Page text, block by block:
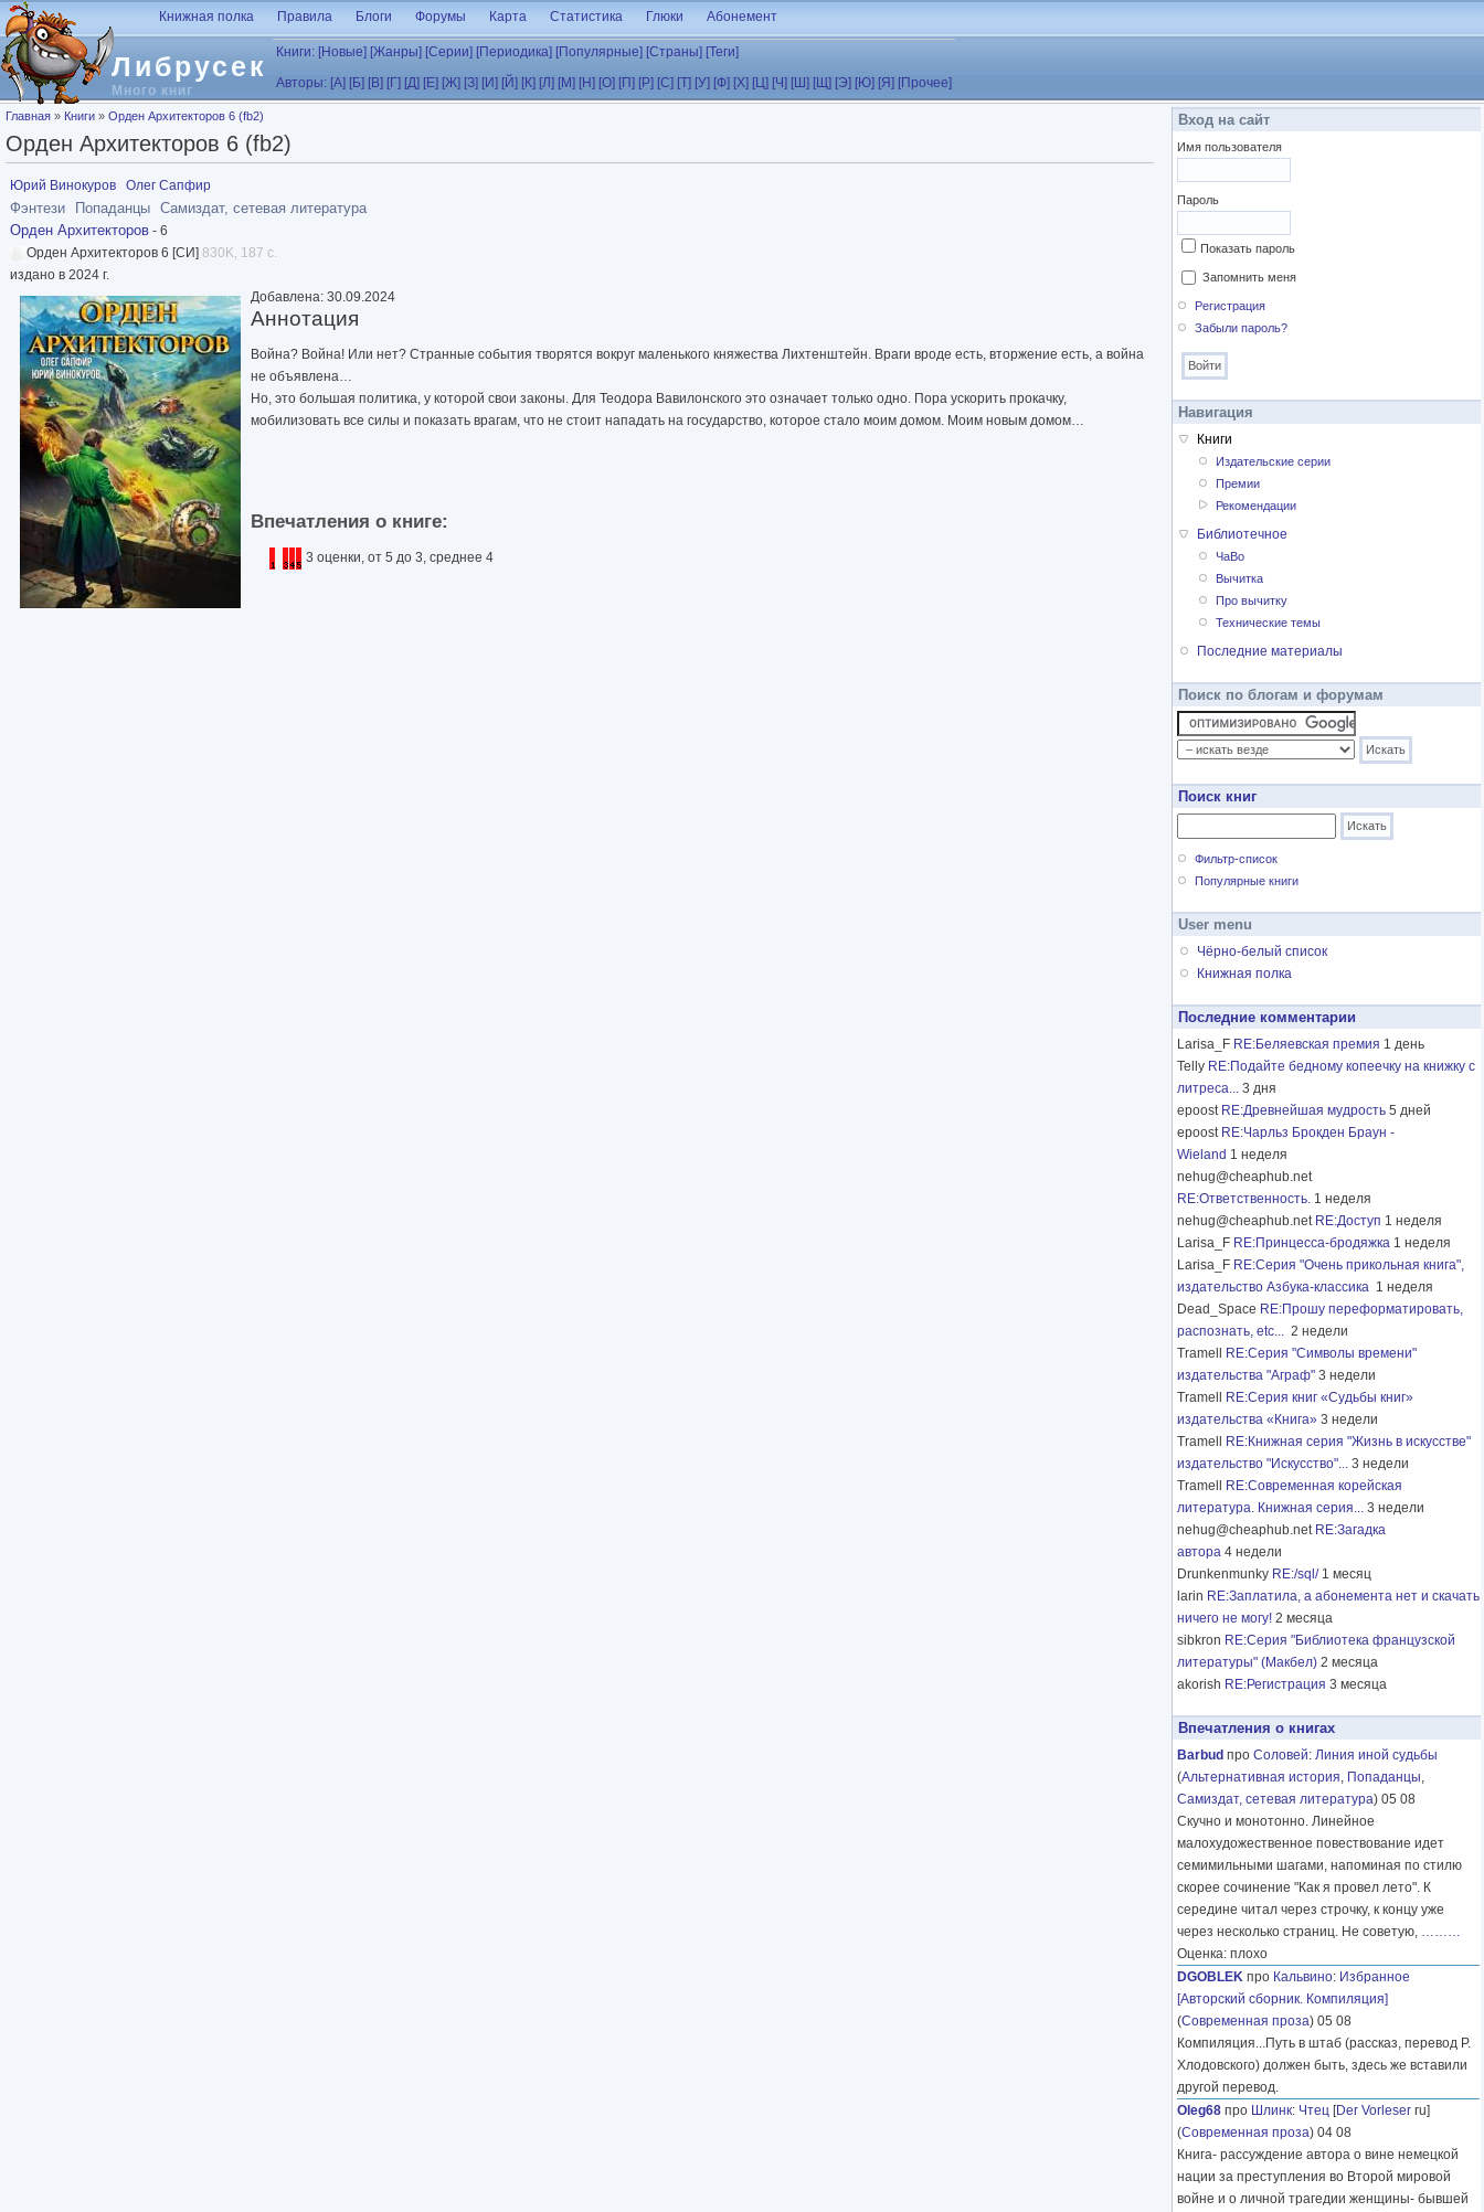
Перейти к основному содержанию
Либрусек
Много книг
Книжная полка Правила Блоги Форумы Карта Статистика Глюки Абонемент
Книги: [Новые] [Жанры] [Серии] [Периодика] [Популярные] [Страны] [Теги]
Авторы: [А] [Б] [В] [Г] [Д] [Е] [Ж] [З] [И] [Й] [К] [Л] [М] [Н] [О] [П] [Р] [С] [Т] [У] [Ф] [Х] [Ц] [Ч] [Ш] [Щ] [Э] [Ю] [Я] [Прочее]
Вы здесь
Главная » Книги » Орден Архитекторов 6 (fb2)
Орден Архитекторов 6 (fb2)
Юрий Винокуров Олег Сапфир
Фэнтези Попаданцы Самиздат, сетевая литература
Орден Архитекторов - 6
Орден Архитекторов 6 [СИ] 830K, 187 с.
издано в 2024 г.
Добавлена: 30.09.2024
Аннотация
Война? Война! Или нет? Странные события творятся вокруг маленького княжества Лихтенштейн. Враги вроде есть, вторжение есть, а война
не объявлена…
Но, это большая политика, у которой свои законы. Для Теодора Вавилонского это означает только одно. Пора ускорить прокачку,
мобилизовать все силы и показать врагам, что не стоит нападать на государство, которое стало моим домом. Моим новым домом…
Впечатления о книге:
3 оценки, от 5 до 3, среднее 4
Вход на сайт
Имя пользователя
Пароль
Показать пароль
Запомнить меня
Регистрация
Забыли пароль?
Навигация
Книги
Издательские серии
Премии
Рекомендации
Библиотечное
ЧаВо
Вычитка
Про вычитку
Технические темы
Последние материалы
Поиск по блогам и форумам
Поиск книг
Фильтр-список
Популярные книги
User menu
Чёрно-белый список
Книжная полка
Последние комментарии
Larisa_F RE:Беляевская премия 1 день
Telly RE:Подайте бедному копеечку на книжку с
литреса... 3 дня
epoost RE:Древнейшая мудрость 5 дней
epoost RE:Чарльз Брокден Браун -
Wieland 1 неделя
nehug@cheaphub.net
RE:Ответственность. 1 неделя
nehug@cheaphub.net RE:Доступ 1 неделя
Larisa_F RE:Принцесса-бродяжка 1 неделя
Larisa_F RE:Серия "Очень прикольная книга",
издательство Азбука-классика 1 неделя
Dead_Space RE:Прошу переформатировать,
распознать, etc... 2 недели
Tramell
RE:Серия "Символы времени"
издательства "Аграф" 3 недели
Tramell
RE:Серия книг «Судьбы книг»
издательства «Книга» 3 недели
Tramell
RE:Книжная серия "Жизнь в искусстве"
издательство "Искусство"... 3 недели
Tramell
RE:Современная корейская
литература. Книжная серия... 3 недели
nehug@cheaphub.net RE:Загадка
автора 4 недели
Drunkenmunky RE:/sql/ 1 месяц
larin RE:Заплатила, а абонемента нет и скачать
ничего не могу! 2 месяца
sibkron RE:Серия "Библиотека французской
литературы" (Макбел) 2 месяца
akorish RE:Регистрация 3 месяца
Впечатления о книгах
Barbud про Соловей: Линия иной судьбы
(Альтернативная история, Попаданцы,
Самиздат, сетевая литература) 05 08
Скучно и монотонно. Линейное
малохудожественное повествование идет
семимильными шагами, напоминая по стилю
скорее сочинение "Как я провел лето". К
середине читал через строчку, к концу уже
через несколько страниц. Не советую, ………
Оценка: плохо
DGOBLEK про Кальвино: Избранное
[Авторский сборник. Компиляция]
(Современная проза) 05 08
Компиляция...Путь в штаб (рассказ, перевод Р.
Хлодовского) должен быть, здесь же вставили
другой перевод.
Oleg68 про Шлинк: Чтец [Der Vorleser ru]
(Современная проза) 04 08
Книга- рассуждение автора о вине немецкой
нации за преступления во Второй мировой
войне и о личной трагедии женщины- бывшей